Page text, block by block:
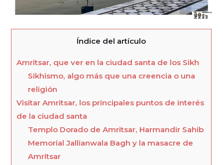
Índice del artículo
Amritsar, que ver en la ciudad santa de los Sikh
Sikhismo, algo más que una creencia o una
religión
Visitar Amritsar, los principales puntos de interés
de la ciudad santa
Templo Dorado de Amritsar, Harmandir Sahib
Memorial Jallianwala Bagh y la masacre de
Amritsar